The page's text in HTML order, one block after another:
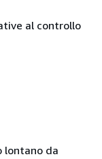
al controllo
lontano da